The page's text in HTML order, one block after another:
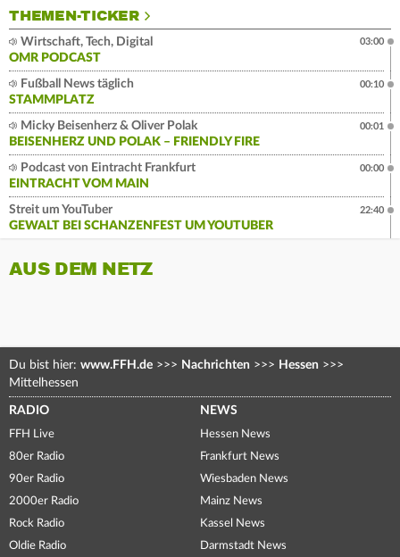
THEMEN-TICKER
Wirtschaft, Tech, Digital
OMR PODCAST
03:00
Fußball News täglich
STAMMPLATZ
00:10
Micky Beisenherz & Oliver Polak
BEISENHERZ UND POLAK – FRIENDLY FIRE
00:01
Podcast von Eintracht Frankfurt
EINTRACHT VOM MAIN
00:00
Streit um YouTuber
GEWALT BEI SCHANZENFEST UM YOUTUBER
22:40
AUS DEM NETZ
Du bist hier: www.FFH.de >>> Nachrichten >>> Hessen >>>
Mittelhessen
RADIO
FFH Live
80er Radio
90er Radio
2000er Radio
Rock Radio
Oldie Radio
NEWS
Hessen News
Frankfurt News
Wiesbaden News
Mainz News
Kassel News
Darmstadt News